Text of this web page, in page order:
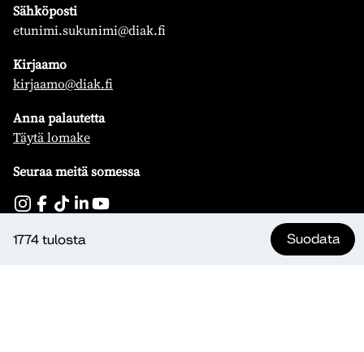
1774 tulosta Suodata
Sähköposti
etunimi.sukunimi@diak.fi
Kirjaamo
kirjaamo@diak.fi
Anna palautetta
Täytä lomake
Seuraa meitä somessa